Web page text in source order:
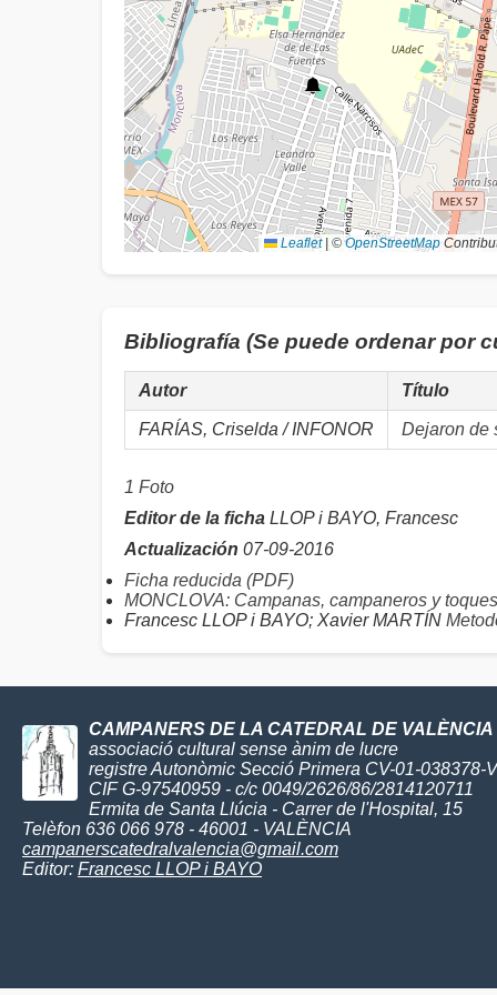
Leaflet ©OpenStreetMap
Bibliografía (Se puede ordenar por
Autor Título
FARÍAS, Criselda / INFONOR Dejaron de
1 Foto
Editor de la ficha LLOP i BAYO, Francesc
Actualización 07-09-2016
Ficha reducida (PDF)
MONCLOVA: Campanas, campaneros y toques
Francesc LLOP i BAYO; Xavier MARTÍN
CAMPANERS DE LA CATEDRAL DE VALÈNCIA
associació cultural sense ànim de lucre
registre Autonòmic Secció Primera CV-01-038378-V
CIF G-97540959 - c/c 0049/2626/86/2814120711
Ermita de Santa Llúcia - Carrer de l'Hospital, 15
Telèfon 636 066 978 - 46001 - VALÈNCIA
campanerscatedralvalencia@gmail.com
Editor: Francesc LLOP i BAYO